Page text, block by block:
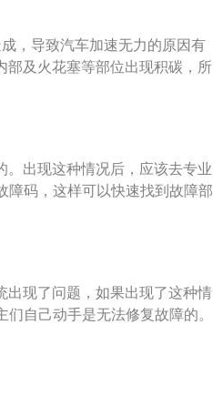
的现象，这大部分是喷油嘴或
4s店用诊断电脑读取一下故障
油嘴长时间使用后可能会产生
还可能出现关闭不严的故障，
障现象。喷油嘴出现故障后只
发动机比较容易产生积碳，可
，导致汽车加速无力的原因有
部及火花塞等部位出现积碳，所
堵路行驶，汽车长时间的在拥
响到汽油滤芯和油路，可能会
系统三元催化器的使用寿命，
的加速性，同时也会导致油耗增
。出现这种情况后，应该去专业
障码，这样可以快速找到故障部
要的。汽车发动机的燃油供给
直喷，混合喷射。多点电喷发
的燃油与空气是在进气歧管内
盖上的，这种发动机的燃油和空
喷也有缸内直喷，这种发动机
可以提高发动机的效率和动
果也是更好的。缸内直喷发动
出现了问题，如果出现了这种情
自己动手是无法修复故障的。
快速判断故障原因和故障部
给系统负责喷射燃油，喷射的